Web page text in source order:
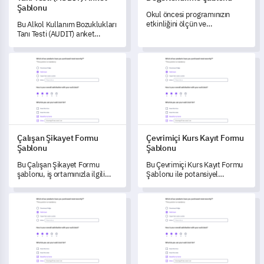
Şablonu
Bu Alkol Kullanım Bozuklukları
Tanı Testi (AUDIT) anket
arasında alkol tüketim
biçimlerini ve potansiyel
riskleri değerlendirmenizi
sağlar.
Okul öncesi programınızın
etkinliğini ölçün ve
keşfedin.
Çalışan Şikayet Formu Şablonu
Çalışan Şikayet Formu
Şablonu
Bu Çalışan Şikayet Formu
şablonu, iş ortamınızla ilgili
etmenizi sağlayarak, çeşitli
şikayetleri anlamanıza ve
yönetmenize yardımcı olur.
Çevrimiçi Kurs Kayıt Formu
Çevrimiçi Kurs Kayıt Formu
Şablonu
Bu Çevrimiçi Kurs Kayıt Formu
Şablonu ile potansiyel
deneyimlerini daha iyi
anlamanın kapısını aralayın.
Kariyer Bulma Anketi Şablonu Rakip Marka Karşılaştırma